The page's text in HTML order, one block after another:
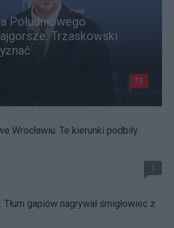
Południowego
Trzaskowski
73
Wrocławiu. Te kierunki podbiły
1
gapiów nagrywał śmigłowiec z